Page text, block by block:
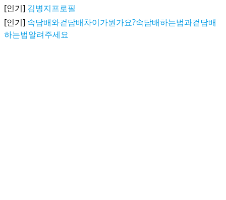
[인기] 김병지프로필
[인기] 속담배와겉담배차이가뭔가요?속담배하는법과겉담배
하는법알려주세요